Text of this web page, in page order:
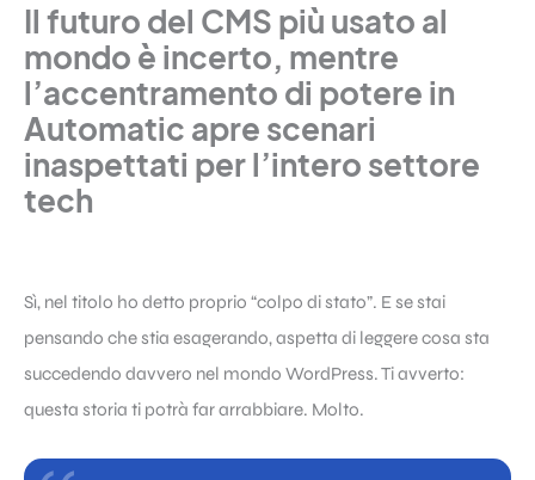
Il futuro del CMS più usato al
mondo è incerto, mentre
l’accentramento di potere in
Automatic apre scenari
inaspettati per l’intero settore
tech
Sì, nel titolo ho detto proprio “colpo di stato”. E se stai
pensando che stia esagerando, aspetta di leggere cosa sta
succedendo davvero nel mondo WordPress. Ti avverto:
questa storia ti potrà far arrabbiare. Molto.